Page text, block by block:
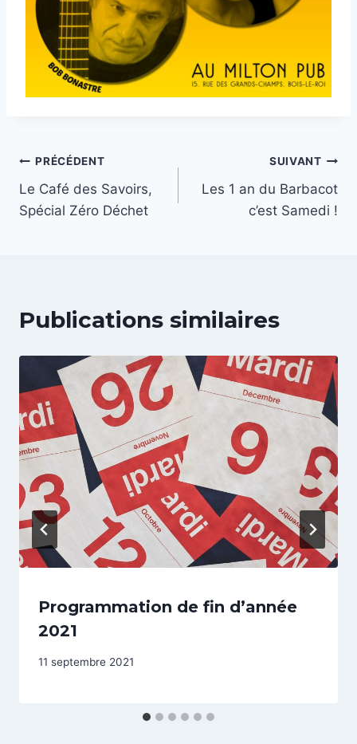
Navigation
de
PRÉCÉDENT
Le Café des Savoirs,
Spécial Zéro Déchet
SUIVANT
Les 1 an du Barbacot
c’est Samedi !
Publications similaires
Programmation de fin d’année
2021
11 septembre 2021